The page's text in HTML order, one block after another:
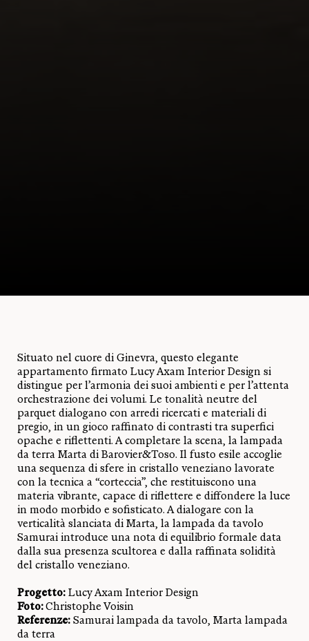
Situato nel cuore di Ginevra, questo elegante
appartamento firmato Lucy Axam Interior Design si
distingue per l’armonia dei suoi ambienti e per l’attenta
orchestrazione dei volumi. Le tonalità neutre del
parquet dialogano con arredi ricercati e materiali di
pregio, in un gioco raffinato di contrasti tra superfici
opache e riflettenti. A completare la scena, la lampada
da terra Marta di Barovier&Toso. Il fusto esile accoglie
una sequenza di sfere in cristallo veneziano lavorate
con la tecnica a “corteccia”, che restituiscono una
materia vibrante, capace di riflettere e diffondere la luce
in modo morbido e sofisticato. A dialogare con la
verticalità slanciata di Marta, la lampada da tavolo
Samurai introduce una nota di equilibrio formale data
dalla sua presenza scultorea e dalla raffinata solidità
del cristallo veneziano.
Progetto: Lucy Axam Interior Design
Foto:Christophe Voisin
Referenze: Samurai lampada da tavolo, Marta lampada
da terra